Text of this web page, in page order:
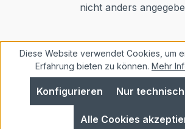
nicht anders
Diese Website verwendet Cookies, um
Erfahrung bieten zu können. Mehr
Nur
Konfigurieren
Alle Cookies